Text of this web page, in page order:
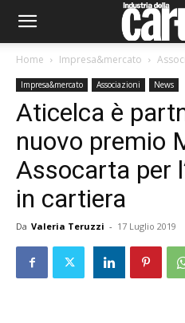
Home Impresa&mercato
Impresa&mercato Associazioni News
Aticelca è
nuovo premio
Assocarta per
in cartiera
Da Valeria Teruzzi - 17 Luglio 2019